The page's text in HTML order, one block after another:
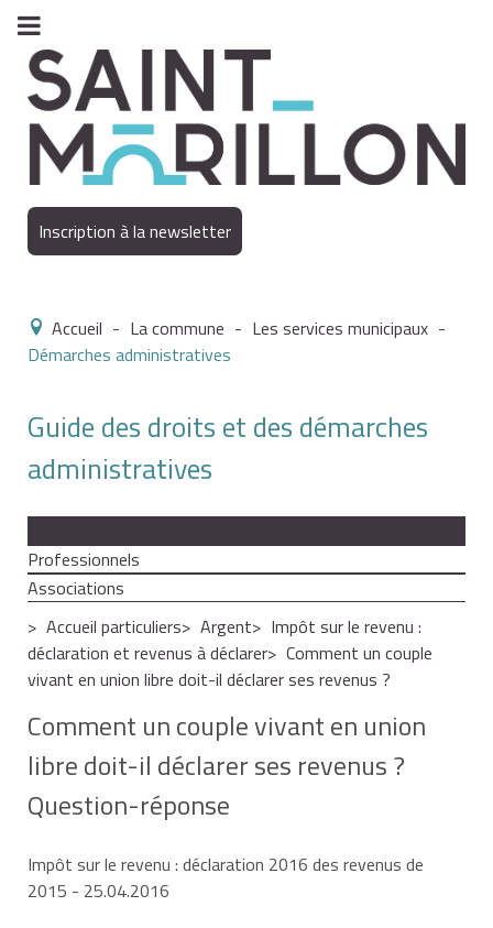
Inscription à la newsletter
Accueil - La commune - Les services municipaux -
Démarches administratives
Guide des droits et des démarches
administratives
Professionnels
Associations
Accueil particuliers
Argent
Impôt sur le revenu :
déclaration et revenus à déclarer
Comment un couple
vivant en union libre doit-il déclarer ses revenus ?
Comment un couple vivant en union
libre doit-il déclarer ses revenus ?
Question-réponse
Impôt sur le revenu : déclaration 2016 des revenus de
2015 - 25.04.2016